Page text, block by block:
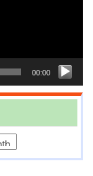
00:00